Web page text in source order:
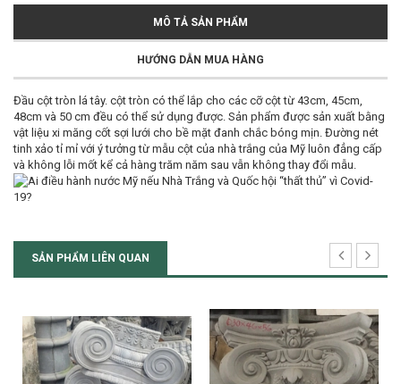
MÔ TẢ SẢN PHẨM
HƯỚNG DẪN MUA HÀNG
Đầu cột tròn lá tây. cột tròn có thể lắp cho các cỡ cột từ 43cm, 45cm,
48cm và 50 cm đều có thể sử dụng được. Sản phẩm được sản xuất bằng
vật liệu xi măng cốt sợi lưới cho bề mặt đanh chắc bóng mịn. Đường nét
tinh xảo tỉ mỉ với ý tưởng từ mẫu cột của nhà trắng của Mỹ luôn đẳng cấp
và không lỗi mốt kể cả hàng trăm năm sau vẫn không thay đổi mẫu.
SẢN PHẨM LIÊN QUAN